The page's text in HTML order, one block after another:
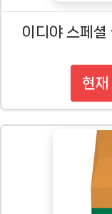
이디야 스페셜
현재